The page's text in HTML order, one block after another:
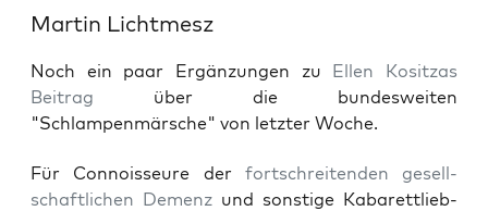
Martin Lichtmesz
Noch ein paar Ergänzungen zu Ellen Kositzas
Beitrag über die bundesweiten
"Schlampenmärsche" von letzter Woche.
Für Con­nois­seu­re der fort­schrei­ten­den gesell­
schaft­li­chen Demenz und sons­ti­ge Kaba­rett­lieb­